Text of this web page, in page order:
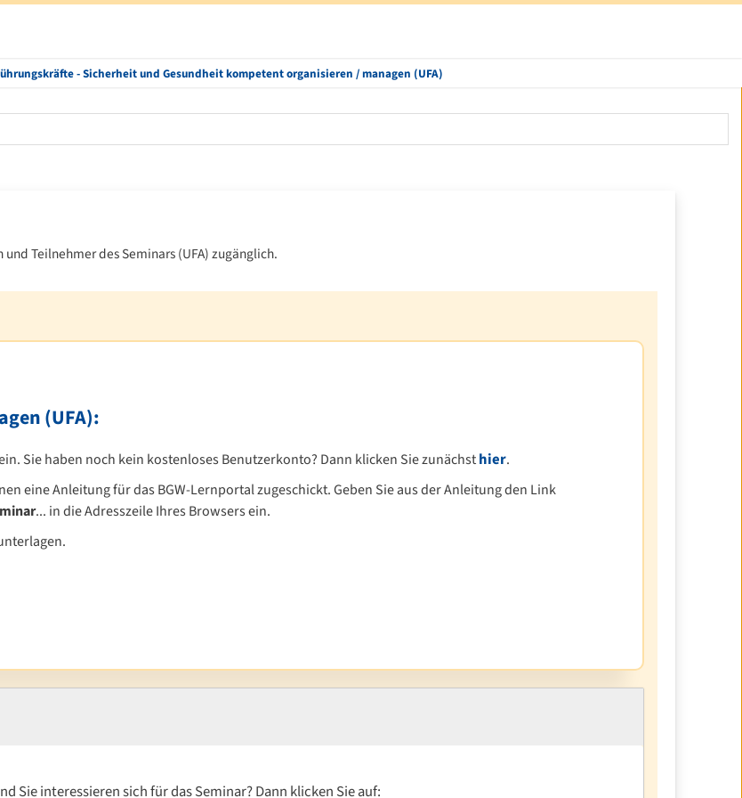
- Sicherheit und Gesundheit kompetent organisieren / managen (UFA)
Teilnehmer des Seminars (UFA) zugänglich.
(UFA):
Sie haben noch kein kostenloses Benutzerkonto? Dann klicken Sie zunächsthier.
eine Anleitung für das BGW-Lernportal zugeschickt. Geben Sie aus der Anleitung den Link
... in die Adresszeile Ihres Browsers ein.
Sie interessieren sich für das Seminar? Dann klicken Sie auf: